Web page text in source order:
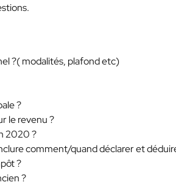
?( modalités, plafond etc)
?
le revenu ?
2020 ?
comment/quand déclarer et
?
?